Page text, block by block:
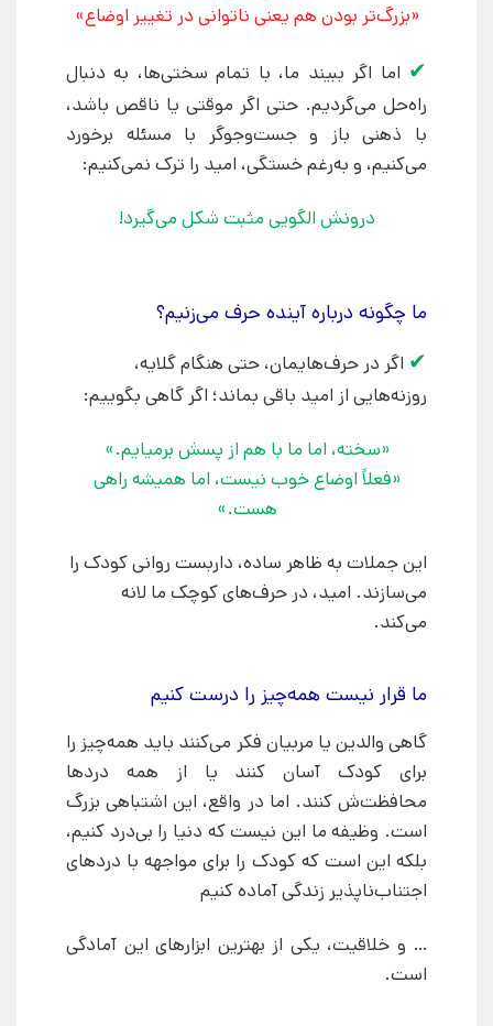
«بزرگ‌تر بودن هم یعنی ناتوانی در تغییر اوضاع»
✔ اما اگر ببیند ما، با تمام سختی‌ها، به دنبال
راه‌حل می‌گردیم. حتی اگر موقتی یا ناقص باشد،
با ذهنی باز و جست‌وجوگر با مسئله برخورد
می‌کنیم، و به‌رغم خستگی، امید را ترک نمی‌کنیم:
درونش الگویی مثبت شکل می‌گیرد!
ما چگونه درباره آینده حرف می‌زنیم؟
✔ اگر در حرف‌هایمان، حتی هنگام گلایه،
روزنه‌هایی از امید باقی بماند؛ اگر گاهی بگوییم:
«سخته، اما ما با هم از پسش برمیایم.»
«فعلاً اوضاع خوب نیست، اما همیشه راهی
هست.»
این جملات به ظاهر ساده، داربست روانی کودک را
می‌سازند. امید، در حرف‌های کوچک ما لانه
می‌کند.
ما قرار نیست همه‌چیز را درست کنیم
گاهی والدین یا مربیان فکر می‌کنند باید همه‌چیز را
برای کودک آسان کنند یا از همه دردها
محافظت‌ش کنند. اما در واقع، این اشتباهی بزرگ
است. وظیفه ما این نیست که دنیا را بی‌درد کنیم،
بلکه این است که کودک را برای مواجهه با دردهای
اجتناب‌ناپذیر زندگی آماده کنیم
… و خلاقیت، یکی از بهترین ابزارهای این آمادگی
است.